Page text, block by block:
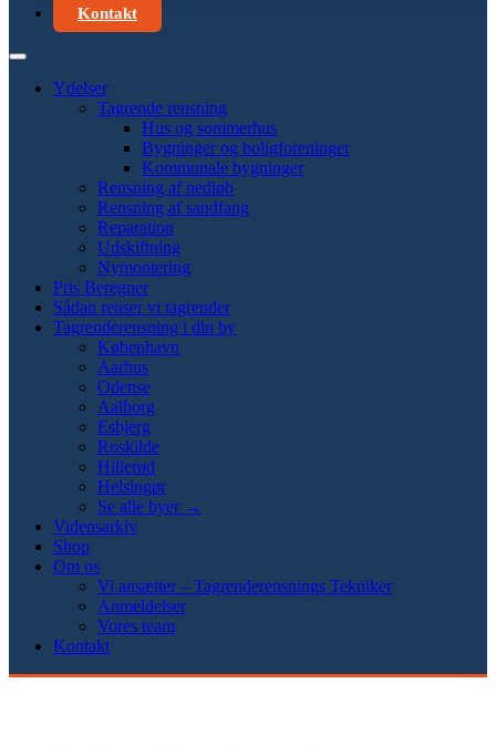
Kontakt
Ydelser
Tagrende rensning
Hus og sommerhus
Bygninger og boligforeninger
Kommunale bygninger
Rensning af nedløb
Rensning af sandfang
Reparation
Udskiftning
Nymontering
Pris Beregner
Sådan renser vi tagrender
Tagrenderensning i din by
København
Aarhus
Odense
Aalborg
Esbjerg
Roskilde
Hillerød
Helsingør
Se alle byer →
Vidensarkiv
Shop
Om os
Vi ansætter – Tagrenderensnings Tekniker
Anmeldelser
Vores team
Kontakt